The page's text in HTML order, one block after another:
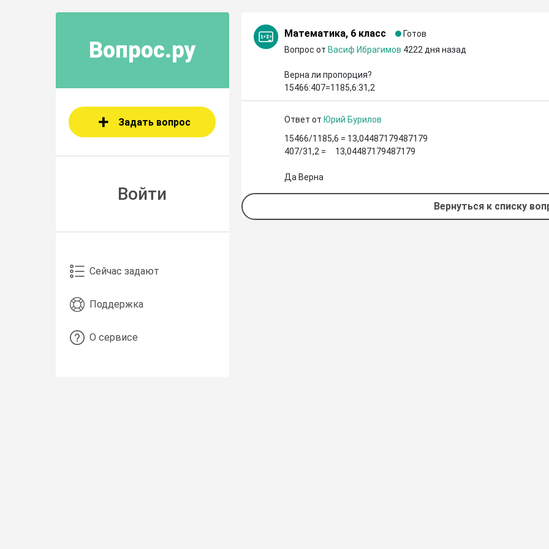
Вопрос.ру
Задать вопрос
Войти
Сейчас задают
Поддержка
О сервисе
Математика, 6 класс
Готов
Вопрос от Васиф Ибрагимов 4222 дня назад
Верна ли пропорция?
15466:407=1185,6:31,2
Ответ от Юрий Бурилов
15466/1185,6 = 13,04487179487179
407/31,2 =     13,04487179487179
Да Верна
Вернуться к списку